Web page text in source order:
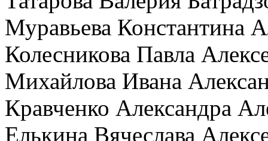
Муравьева Константина
Колесникова Павла
Михайлова Ивана
Кравченко Александра
Елькина Вячеслава